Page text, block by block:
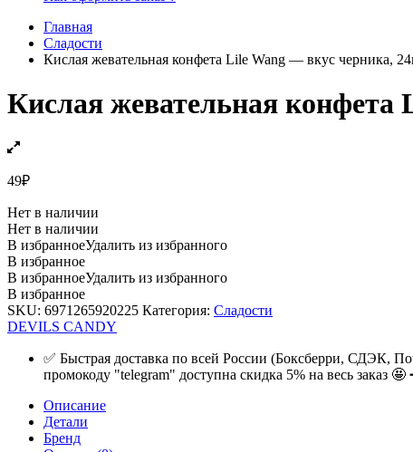
Главная
Сладости
Кислая жевательная конфета Lile Wang — вкус черника,
Кислая жевательная конфета
49₽
Нет в наличии
Нет в наличии
В избранноеУдалить из избранного
В избранное
В избранноеУдалить из избранного
В избранное
SKU: 6971265920225 Категория: Сладости
DEVILS CANDY
✅ Быстрая доставка по всей России (Боксберри, СДЭК,
промокоду "telegram" доступна скидка 5% на весь заказ 🤩
Описание
Детали
Бренд